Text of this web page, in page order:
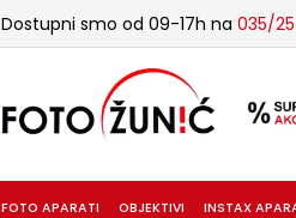
Dostupni smo od 09-17h na 035/
FOTO APARATI OBJEKTIVI INSTAX